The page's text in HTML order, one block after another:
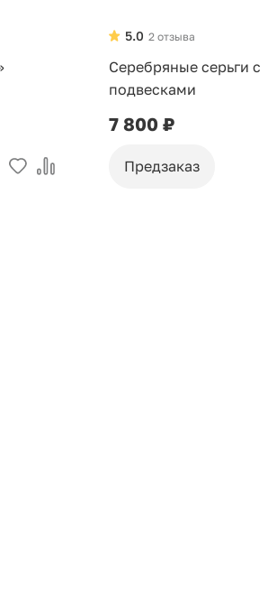
2 отзыва
5.0
Серебряные серьги с
подвесками
7 800 ₽
Предзаказ